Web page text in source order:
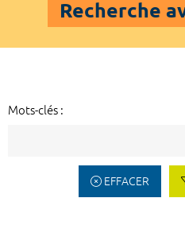
Recherche
Mots-clés :
EFFACER